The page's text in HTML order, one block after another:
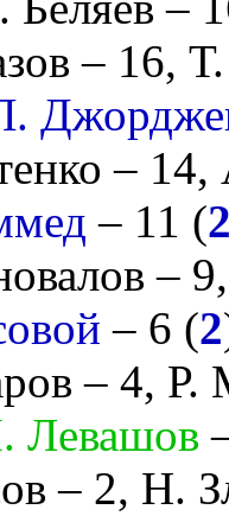
– 16,
– 14,
– 11 (
–
– 6 (2
– 4, Р.
Левашов
– 2, Н.